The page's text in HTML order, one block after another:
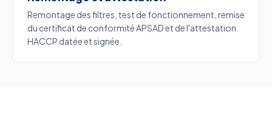
Remontage des filtres, test de fonctionnement, remise
du certificat de conformité APSAD et de l'attestation
HACCP datée et signée.